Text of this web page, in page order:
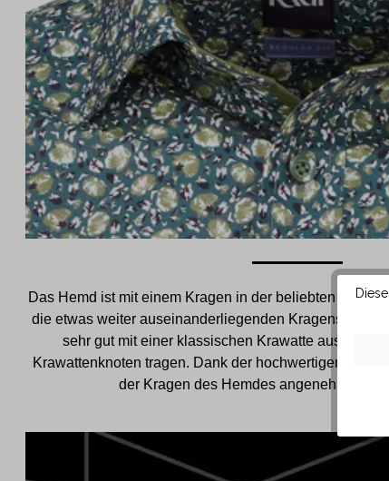
Das Hemd ist mit einem Kragen in der beliebten New
die etwas weiter auseinanderliegenden Kragenspitzen
sehr gut mit einer klassischen Krawatte aus
Krawattenknoten tragen. Dank der hochwertigen
der Kragen des Hemdes angenehm weich